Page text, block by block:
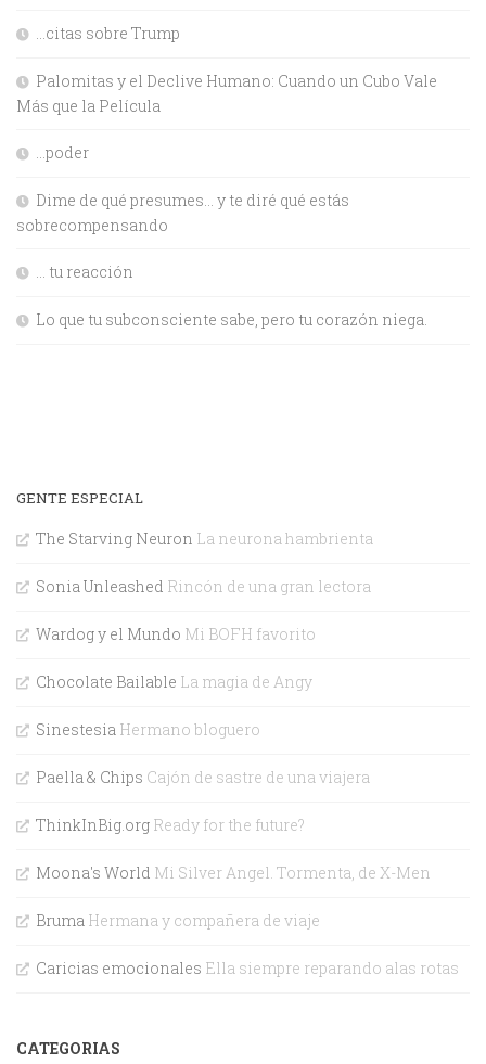
…citas sobre Trump
Palomitas y el Declive Humano: Cuando un Cubo Vale
Más que la Película
…poder
Dime de qué presumes… y te diré qué estás
sobrecompensando
… tu reacción
Lo que tu subconsciente sabe, pero tu corazón niega.
GENTE ESPECIAL
The Starving Neuron La neurona hambrienta
Sonia Unleashed Rincón de una gran lectora
Wardog y el Mundo Mi BOFH favorito
Chocolate Bailable La magia de Angy
Sinestesia Hermano bloguero
Paella & Chips Cajón de sastre de una viajera
ThinkInBig.org Ready for the future?
Moona's World Mi Silver Angel. Tormenta, de X-Men
Bruma Hermana y compañera de viaje
Caricias emocionales Ella siempre reparando alas rotas
CATEGORIAS